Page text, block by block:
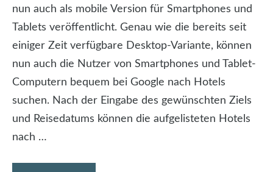
nun auch als mobile Version für Smartphones und
Tablets veröffentlicht. Genau wie die bereits seit
einiger Zeit verfügbare Desktop-Variante, können
nun auch die Nutzer von Smartphones und Tablet-
Computern bequem bei Google nach Hotels
suchen. Nach der Eingabe des gewünschten Ziels
und Reisedatums können die aufgelisteten Hotels
nach …